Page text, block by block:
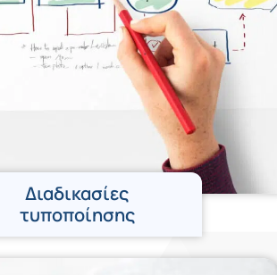
Διαδικασίες
τυποποίησης